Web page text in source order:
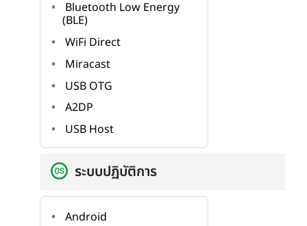
Bluetooth Low Energy
(BLE)
WiFi Direct
Miracast
USB OTG
A2DP
USB Host
ระบบปฏิบัติการ
Android